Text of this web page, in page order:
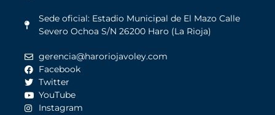
Sede oficial: Estadio Municipal de El Mazo Calle
Severo Ochoa S/N 26200 Haro (La Rioja)
gerencia@haroriojavoley.com
Facebook
Twitter
YouTube
Instagram